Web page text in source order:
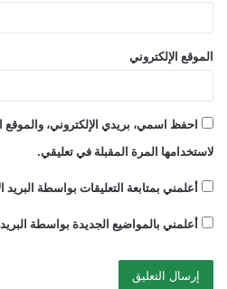
الموقع الإلكتروني
احفظ اسمي، بريدي الإلكتروني، والموقع
لاستخدامها المرة المقبلة في تعليقي.
أعلمني بمتابعة التعليقات بواسطة البريد
أعلمني بالمواضيع الجديدة بواسطة البريد